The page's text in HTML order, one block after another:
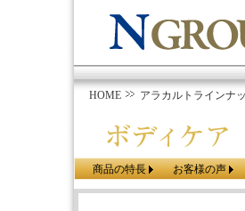
HOME アラカルトラインナ
商品の特長 お客様の声